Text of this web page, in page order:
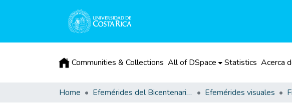
Communities & Collections All of DSpace Statistics Acerca
Home Efemérides del Bicentenario de la Independencia de Costa Rica Efemérides visuales